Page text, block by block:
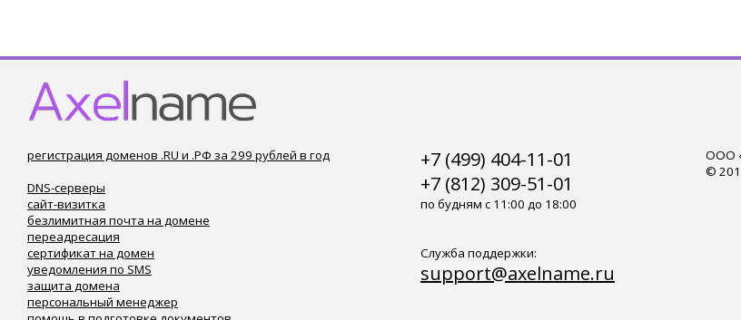
регистрация доменов .RU и .РФ за 299 рублей в год
DNS-серверы
сайт-визитка
безлимитная почта на домене
переадресация
сертификат на домен
уведомления по SMS
защита домена
персональный менеджер
+7 (499) 404-11-01
+7 (812) 309-51-01
по будням с 11:00 до 18:00
Служба поддержки:
support@axelname.ru
ООО
©